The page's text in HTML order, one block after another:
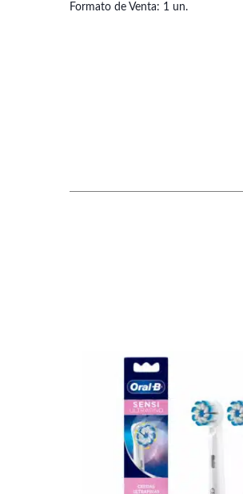
Formato de Venta: 1 un.